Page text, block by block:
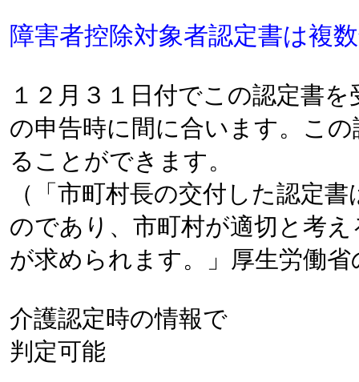
障害者控除対象者認定書は複
１２月３１日付でこの認定書
の申告時に間に合います。こ
ることができます。
（「市町村長の交付した認定
のであり、市町村が適切と考
が求められます。」厚生労働
介護認定時の情報で
判定可能